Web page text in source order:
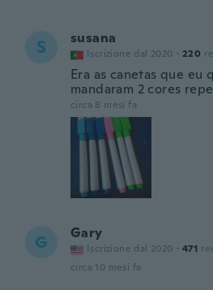
S susana
Iscrizione dal 2020 · 220
Era as canetas que eu
mandaram 2 cores
circa 8 mesi fa
G Gary
Iscrizione dal 2020 · 471
circa 10 mesi fa